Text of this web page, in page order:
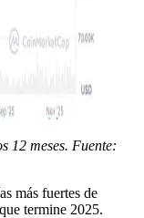
12 meses. Fuente:
más fuertes de
termine 2025.